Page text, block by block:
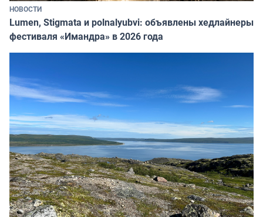
НОВОСТИ
Lumen, Stigmata и polnalyubvi: объявлены хедлайнеры
фестиваля «Имандра» в 2026 года